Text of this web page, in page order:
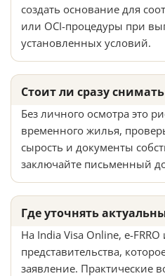
создать основание для
или OCI-процедуры при
установленных условий.
Стоит ли сразу
Без личного осмотра это
временного жилья,
сырость и документы
заключайте письменный
Где уточнять
На India Visa Online, e-
представительства,
заявление. Практические